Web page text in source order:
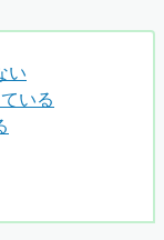
い
いる